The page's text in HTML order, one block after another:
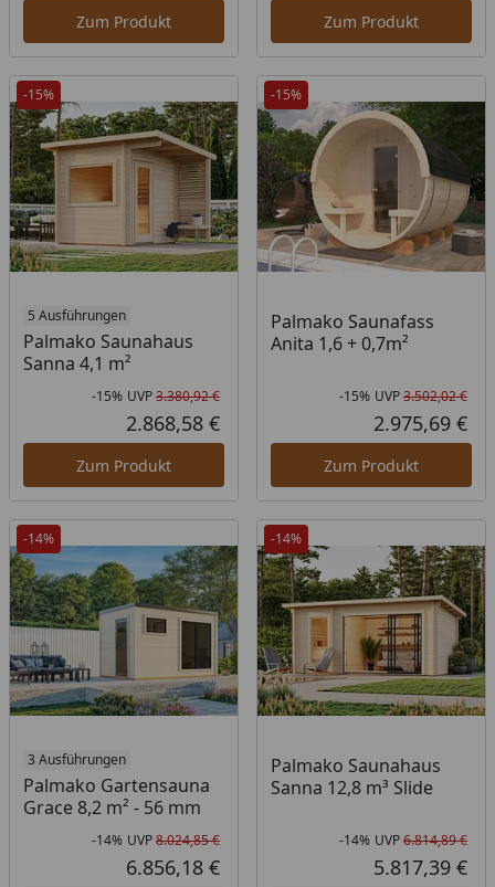
Zum Produkt Zum Produkt
-15%
5 Ausführungen
Palmako Saunahaus
Sanna 4,1 m²
Rabatt in Prozent
-15%
Ursprünglicher Preis
UVP3.380,92 €
Aktueller Preis
2.868,58 €
Zum Produkt
-15%
Palmako Saunafass
Anita 1,6 + 0,7m²
-15% UVP3.502,02 €
2.975,69 €
Zum Produkt
-14%
3 Ausführungen
Palmako Gartensauna
Grace 8,2 m² - 56 mm
Rabatt in Prozent
-14%
Ursprünglicher Preis
UVP8.024,85 €
Aktueller Preis
6.856,18 €
-14%
Palmako Saunahaus
Sanna 12,8 m³ Slide
-14% UVP6.814,89 €
5.817,39 €